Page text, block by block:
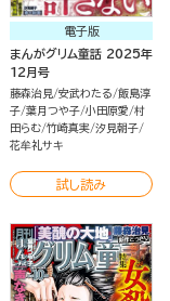
電子版
まんがグリム童話 2025年
12月号
藤森治見 安武わたる 飯島淳
子 葉月つや子 小田原愛 村
田らむ 竹崎真実 汐見朝子
花牟礼サキ
試し読み